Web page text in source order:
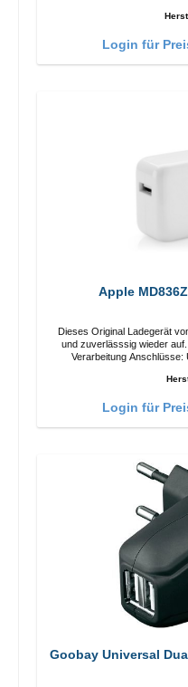
Login für
Apple
Dieses Original Ladegerät
und zuverlässsig wieder auf. Adapter Original Apple Hochwertige
Login für
Goobay Universal